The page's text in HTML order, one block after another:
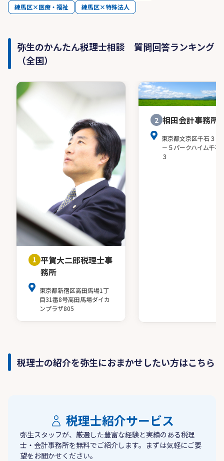
練馬区×医療・福祉
練馬区×特殊法人
弥生のかんたん税理士相談 質問回答ランキング
（全国）
1 平賀大二郎税理士事
務所
東京都新宿区高田馬場1丁
目31番8号高田馬場ダイカ
ンプラザ805
2 相田会計事務所
東京都文京区千石３－
－５パークハイム千石
３
税理士の紹介を弥生におまかせしたい方はこちら
税理士紹介サービス
弥生スタッフが、厳選した豊富な経験と実績のある税理
士・会計事務所を無料でご紹介します。まずは気軽にご要
望をお聞かせください。